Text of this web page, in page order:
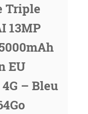
Triple
13MP
EU
– Bleu